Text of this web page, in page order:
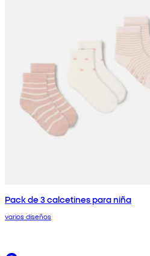
Pack de 3 calcetines para niña
varios diseños